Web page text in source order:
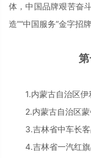
体，中国品牌艰苦奋
造”“中国服务”金字招
1.内蒙古自治区伊
2.内蒙古自治区蒙
3.吉林省中车长客
4.吉林省一汽红旗